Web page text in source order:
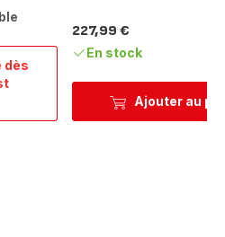
dès
Ajouter au
Prix
227,99 €
En stock